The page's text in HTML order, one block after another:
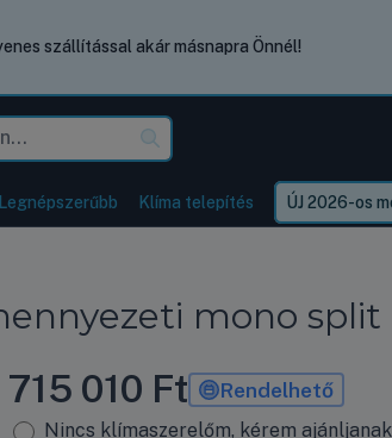
szállítással akár másnapra Önnél!
Legnépszerűbb Klíma telepítés ÚJ 2026-os
mono
715 010 Ft Rendelhető
Nincs klímaszerelőm, kérem